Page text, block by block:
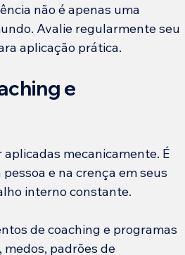
não é apenas uma
Avalie regularmente seu
aplicação prática.
e
mecanicamente. É
e na crença em seus
interno constante.
de coaching e programas
padrões de